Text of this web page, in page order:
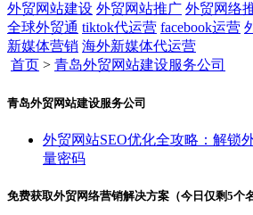
外贸网站建设 外贸网站推广 外贸网络
全球外贸通 tiktok代运营 facebook运营
新媒体营销 海外新媒体代运营
首页 > 青岛外贸网站建设服务公司
青岛外贸网站建设服务公司
外贸网站SEO优化全攻略：解锁
量密码
免费获取外贸网络营销解决方案（今日仅剩5个